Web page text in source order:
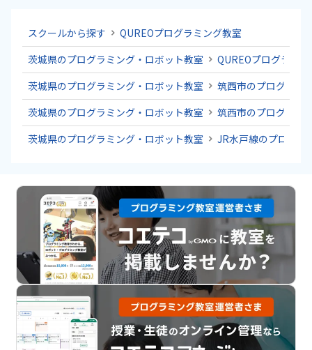
スクールから探す
QUREOプログラミング教室
茨城県のプログラミング・ロボット教室
QUREOプログラミ
茨城県のプログラミング・ロボット教室
筑西市のプログラミ
茨城県のプログラミング・ロボット教室
筑西市のプログラミ
茨城県のプログラミング・ロボット教室
JR水戸線のプログラ